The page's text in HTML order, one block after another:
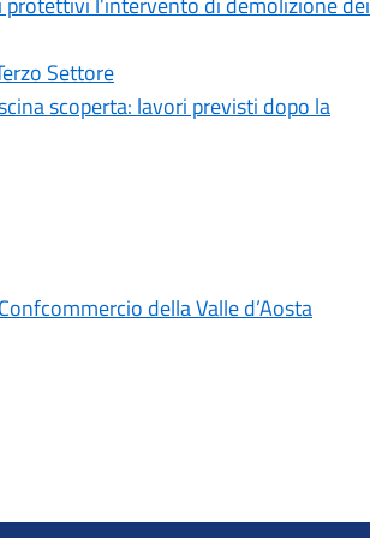
Settore
scoperta: lavori previsti dopo la
della Valle d’Aosta